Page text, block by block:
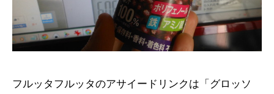
フルッタフルッタのアサイードリンクは「グロッソ